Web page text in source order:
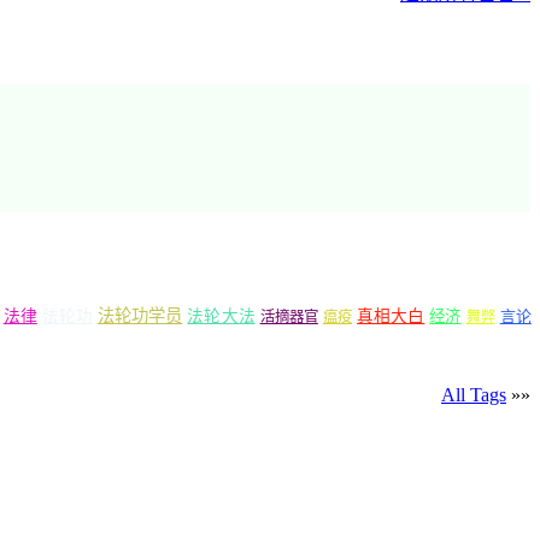
法律 法轮功学员 法轮大法 活摘器官 瘟疫 真相大白 经济 舞弊 言论
All Tags »»